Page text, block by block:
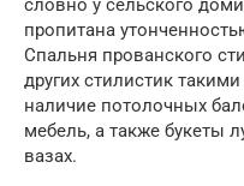
словно у сельского
пропитана
Спальня прованского
других стилистик
наличие потолочных
мебель, а также букеты
вазах.